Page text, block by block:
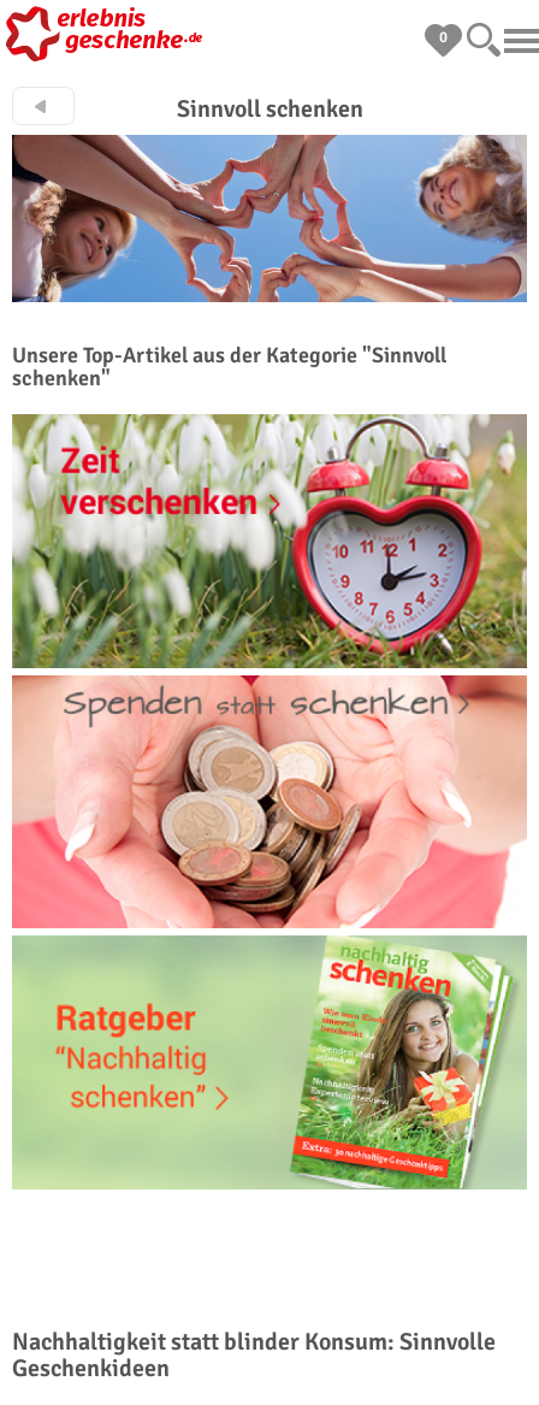
0
Sinnvoll schenken
Unsere Top-Artikel aus der Kategorie "Sinnvoll
schenken"
Nachhaltigkeit statt blinder Konsum: Sinnvolle
Geschenkideen